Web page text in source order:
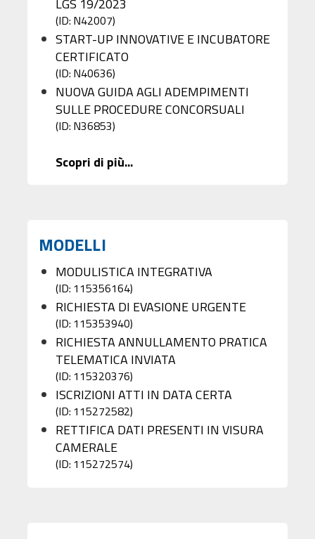
(ID: N42007)
START-UP INNOVATIVE E INCUBATORE
CERTIFICATO
(ID: N40636)
NUOVA GUIDA AGLI ADEMPIMENTI
SULLE PROCEDURE CONCORSUALI
(ID: N36853)
Scopri di più...
MODELLI
MODULISTICA INTEGRATIVA
(ID: 115356164)
RICHIESTA DI EVASIONE URGENTE
(ID: 115353940)
RICHIESTA ANNULLAMENTO PRATICA
TELEMATICA INVIATA
(ID: 115320376)
ISCRIZIONI ATTI IN DATA CERTA
(ID: 115272582)
RETTIFICA DATI PRESENTI IN VISURA
CAMERALE
(ID: 115272574)